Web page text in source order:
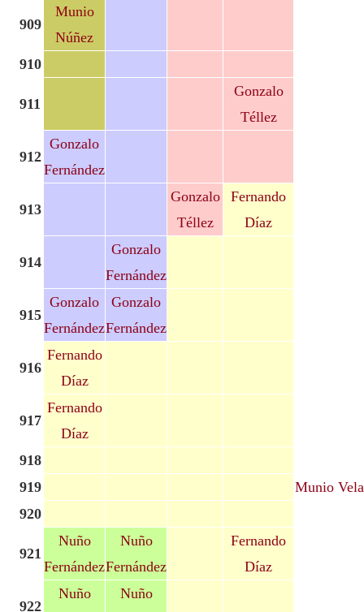
909
Munio
Núñez
910
911
Gonzalo
Téllez
912
Gonzalo
Fernández
913
Gonzalo
Téllez
Fernando
Díaz
914
Gonzalo
Fernández
915
Gonzalo
Fernández
Gonzalo
Fernández
916
Fernando
Díaz
917
Fernando
Díaz
918
919
Munio Vela
920
921
Nuño
Fernández
Nuño
Fernández
Fernando
Díaz
922
Nuño
Nuño